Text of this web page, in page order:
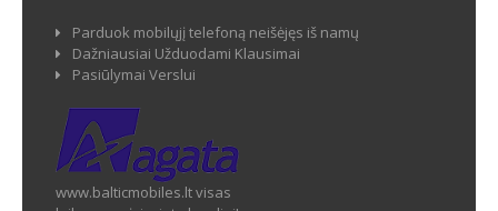
Parduok mobilųjį telefoną neišėjęs iš namų
Dažniausiai Užduodami Klausimai
Pasiūlymai Verslui
www.balticmobiles.lt visas